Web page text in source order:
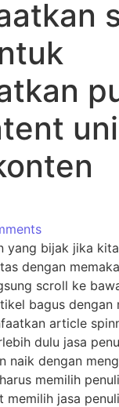
yang bijak jika
dengan
scroll ke
bagus dengan
article
dulu jasa
naik dengan
memilih
memilih jasa